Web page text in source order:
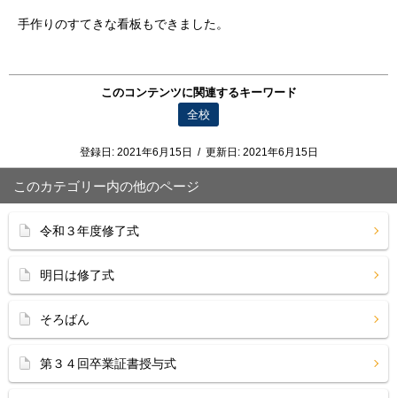
手作りのすてきな看板もできました。
このコンテンツに関連するキーワード
全校
登録日: 2021年6月15日 / 更新日: 2021年6月15日
このカテゴリー内の他のページ
令和３年度修了式
明日は修了式
そろばん
第３４回卒業証書授与式